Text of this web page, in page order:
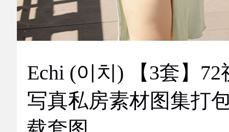
Echi (이치) 【3套】72
写真私房素材图集打